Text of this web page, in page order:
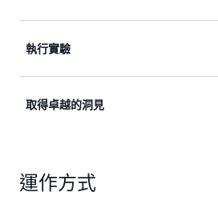
定義特定條件以停止實驗，或恢
執行實驗
使用 FIS Scenario Library 中的預
取得卓越的洞見
受損) 來取得卓越的洞見。
運作方式